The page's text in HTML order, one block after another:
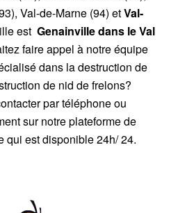
Val-de-Marne (94) etVal-
est Genainville dans le Val
faire appel à notre équipe
dans la destruction de
de nid de frelons?
par téléphone ou
sur notre plateforme de
qui est disponible 24h/ 24.